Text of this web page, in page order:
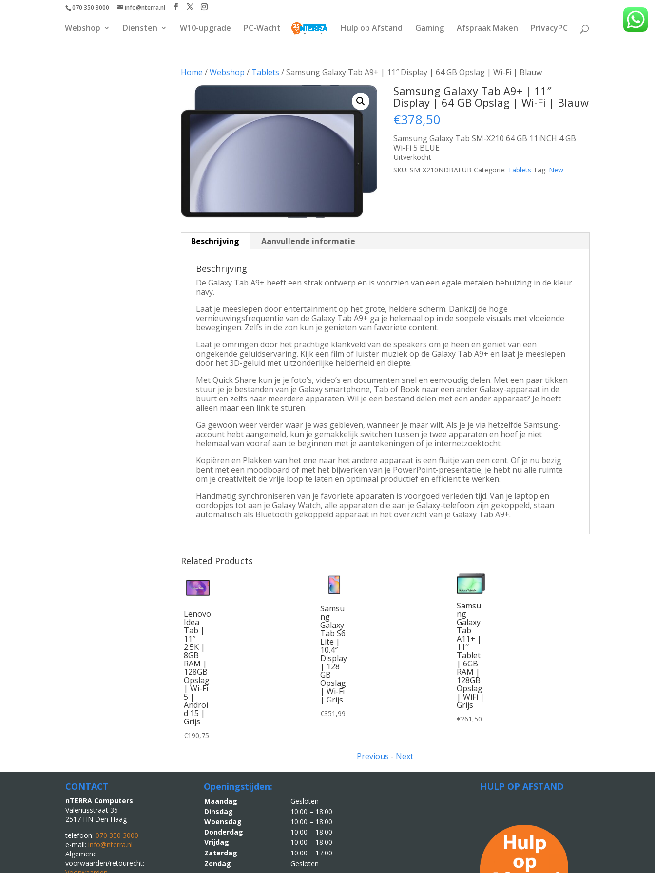
070 350 3000 info@nterra.nl
Webshop Diensten W10-upgrade PC-Wacht Hulp op Afstand Gaming Afspraak Maken PrivacyPC
Home /Webshop / Tablets / Samsung Galaxy Tab A9+ | 11″ Display | 64 GB Opslag | Wi-Fi | Blauw
Samsung Galaxy Tab A9+ | 11″
Display | 64 GB Opslag | Wi-Fi | Blauw
€378,50
Samsung Galaxy Tab SM-X210 64 GB 11iNCH 4 GB
Wi-Fi 5 BLUE
Uitverkocht
SKU: SM-X210NDBAEUB Categorie: Tablets Tag: New
Beschrijving Aanvullende informatie
Beschrijving
De Galaxy Tab A9+ heeft een strak ontwerp en is voorzien van een egale metalen behuizing in de kleur
navy.
Laat je meeslepen door entertainment op het grote, heldere scherm. Dankzij de hoge
vernieuwingsfrequentie van de Galaxy Tab A9+ ga je helemaal op in de soepele visuals met vloeiende
bewegingen. Zelfs in de zon kun je genieten van favoriete content.
Laat je omringen door het prachtige klankveld van de speakers om je heen en geniet van een
ongekende geluidservaring. Kijk een film of luister muziek op de Galaxy Tab A9+ en laat je meeslepen
door het 3D-geluid met uitzonderlijke helderheid en diepte.
Met Quick Share kun je je foto’s, video’s en documenten snel en eenvoudig delen. Met een paar tikken
stuur je je bestanden van je Galaxy smartphone, Tab of Book naar een ander Galaxy-apparaat in de
buurt en zelfs naar meerdere apparaten. Wil je een bestand delen met een ander apparaat? Je hoeft
alleen maar een link te sturen.
Ga gewoon weer verder waar je was gebleven, wanneer je maar wilt. Als je je via hetzelfde Samsung-
account hebt aangemeld, kun je gemakkelijk switchen tussen je twee apparaten en hoef je niet
helemaal van vooraf aan te beginnen met je aantekeningen of je internetzoektocht.
Kopiëren en Plakken van het ene naar het andere apparaat is een fluitje van een cent. Of je nu bezig
bent met een moodboard of met het bijwerken van je PowerPoint-presentatie, je hebt nu alle ruimte
om je creativiteit de vrije loop te laten en optimaal productief en efficiënt te werken.
Handmatig synchroniseren van je favoriete apparaten is voorgoed verleden tijd. Van je laptop en
oordopjes tot aan je Galaxy Watch, alle apparaten die aan je Galaxy-telefoon zijn gekoppeld, staan
automatisch als Bluetooth gekoppeld apparaat in het overzicht van je Galaxy Tab A9+.
Related Products
Lenovo
Idea
Tab |
11″
2.5K |
8GB
RAM |
128GB
Opslag
| Wi-Fi
5 |
Androi
d 15 |
Grijs
€190,75
Samsu
ng
Galaxy
Tab S6
Lite |
10.4″
Display
| 128
GB
Opslag
| Wi-Fi
| Grijs
€351,99
Samsu
ng
Galaxy
Tab
A11+ |
11″
Tablet
| 6GB
RAM |
128GB
Opslag
| WiFi |
Grijs
€261,50
Previous - Next
CONTACT
nTERRA Computers
Valeriusstraat 35
2517 HN Den Haag
telefoon:070 350 3000
e-mail:info@nterra.nl
Algemene
voorwaarden/retourecht:
Openingstijden:
Maandag
Gesloten
Dinsdag
10:00 – 18:00
Woensdag
10:00 – 18:00
Donderdag
10:00 – 18:00
Vrijdag
10:00 – 18:00
Zaterdag
10:00 – 17:00
Zondag
Gesloten
HULP OP AFSTAND